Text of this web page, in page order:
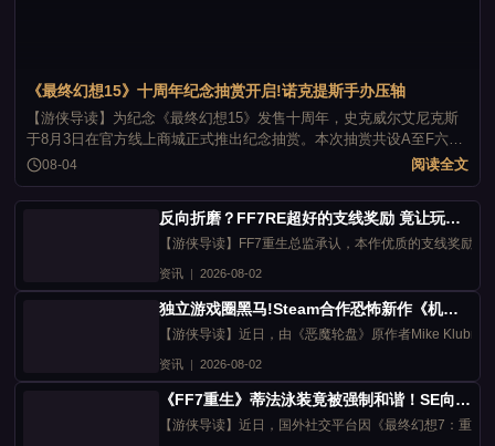
《最终幻想15》十周年纪念抽赏开启!诺克提斯手办压轴
【游侠导读】为纪念《最终幻想15》发售十周年，史克威尔艾尼克斯
于8月3日在官方线上商城正式推出纪念抽赏。本次抽赏共设A至F六个
奖等，全部无空签，涵盖诺克提斯“王之力”手办、莫古利抱枕、帆布
08-04 阅读全文
反向折磨？FF7RE超好的支线奖励 竟让玩家产生游玩压力
【游侠导读】FF7重生总监承认，本作优质的支线奖励
资讯 | 2026-08-02
独立游戏圈黑马!Steam合作恐怖新作《机械狂欢》爆火
【游侠导读】近日，由《恶魔轮盘》原作者Mike
资讯 | 2026-08-02
《FF7重生》蒂法泳装竟被强制和谐！SE向西方DEI低头
【游侠导读】近日，国外社交平台因《最终幻想7：重